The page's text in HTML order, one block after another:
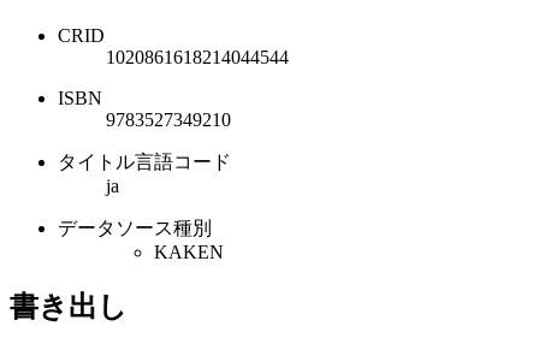
CRID
1020861618214044544
ISBN
9783527349210
タイトル言語コード
ja
データソース種別
KAKEN
書き出し